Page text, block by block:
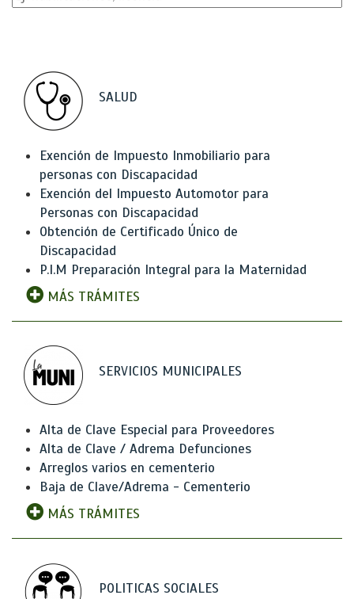
SALUD
Exención de Impuesto Inmobiliario para
personas con Discapacidad
Exención del Impuesto Automotor para
Personas con Discapacidad
Obtención de Certificado Único de
Discapacidad
P.I.M Preparación Integral para la Maternidad
MÁS TRÁMITES
SERVICIOS MUNICIPALES
Alta de Clave Especial para Proveedores
Alta de Clave / Adrema Defunciones
Arreglos varios en cementerio
Baja de Clave/Adrema - Cementerio
MÁS TRÁMITES
POLITICAS SOCIALES